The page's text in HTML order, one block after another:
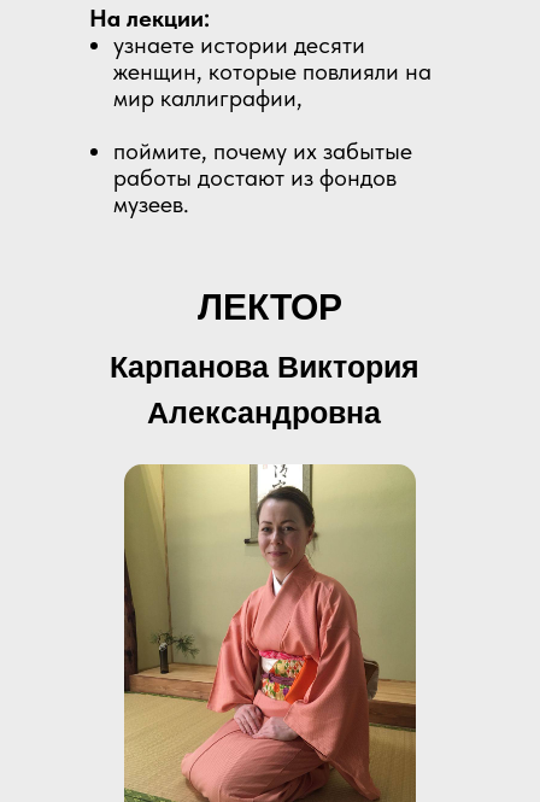
На лекции:
узнаете истории десяти
женщин, которые повлияли на
мир каллиграфии,
поймите, почему их забытые
работы достают из фондов
музеев.
Карпанова Виктория
Александровна
ЛЕКТОР